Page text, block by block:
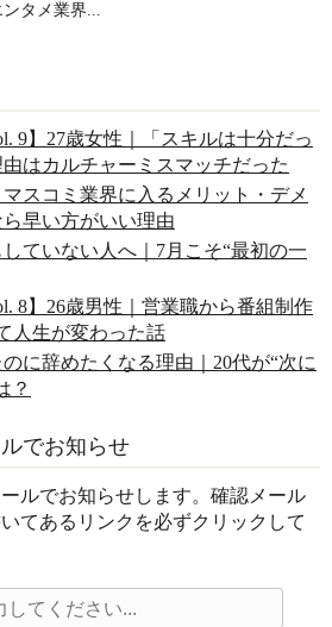
タメ業界...
9】27歳女性｜「スキルは十分だっ
はカルチャーミスマッチだった
マスコミ業界に入るメリット・デメ
早い方がいい理由
ていない人へ｜7月こそ“最初の一
8】26歳男性｜営業職から番組制作
人生が変わった話
に辞めたくなる理由｜20代が“次に
？
でお知らせ
ルでお知らせします。確認メール
てあるリンクを必ずクリックして